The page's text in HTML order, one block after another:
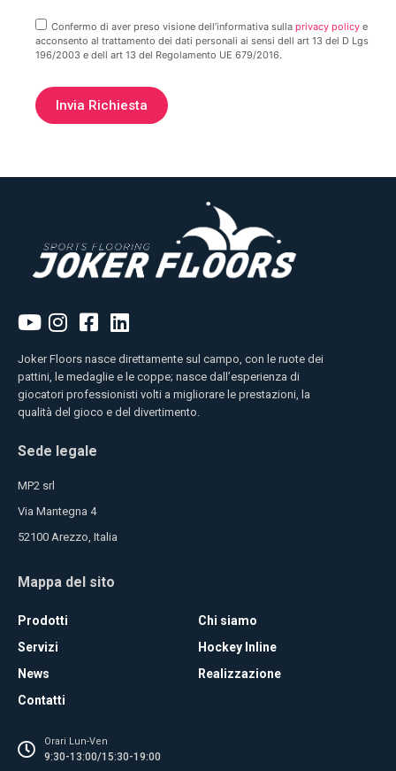
Confermo di aver preso visione dell’informativa sulla privacy policy e
acconsento al trattamento dei dati personali ai sensi dell art 13 del D Lgs
196/2003 e dell art 13 del Regolamento UE 679/2016.
Joker Floors nasce direttamente sul campo, con le ruote dei
pattini, le medaglie e le coppe; nasce dall’esperienza di
giocatori professionisti volti a migliorare le prestazioni, la
qualità del gioco e del divertimento.
Sede legale
MP2 srl
Via Mantegna 4
52100 Arezzo, Italia
Mappa del sito
Prodotti
Chi siamo
Servizi
Hockey Inline
News
Realizzazione
Contatti
Orari Lun-Ven
9:30-13:00/15:30-19:00